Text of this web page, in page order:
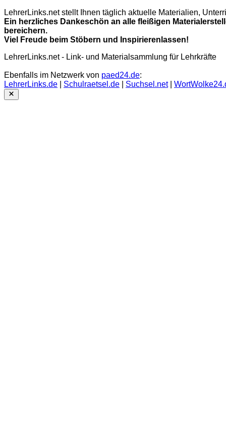
LehrerLinks.net stellt Ihnen täglich aktuelle Materialien,
Ein herzliches Dankeschön an alle fleißigen
bereichern.
Viel Freude beim Stöbern und Inspirierenlassen!
LehrerLinks.net - Link- und Materialsammlung für Lehrkräfte
Ebenfalls im Netzwerk von paed24.de:
LehrerLinks.de
Schulraetsel.de Suchsel.net|
Close